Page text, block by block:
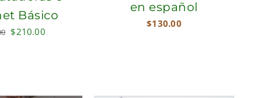
Básico
Original
$210.00Current
en español
$130.00